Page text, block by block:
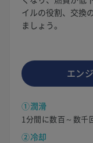
イルの役割、交換
ましょう。
エン
①潤滑
1分間に数百～数千
②冷却